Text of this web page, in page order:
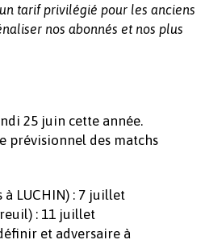
tarif privilégié pour les anciens
nos abonnés et nos plus
25 juin cette année.
prévisionnel des matchs
à LUCHIN) : 7 juillet
: 11 juillet
et adversaire à